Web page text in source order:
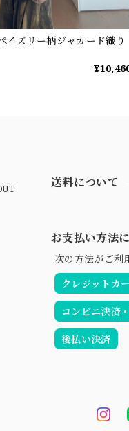
ズリー柄ジャカード織り
送料について
お支払い方法
次の方法がご利
クレジットカ
コンビニ決済
後払い決済